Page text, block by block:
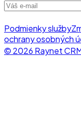
Podmienky služby
ochrany osobných
© 2026 Raynet